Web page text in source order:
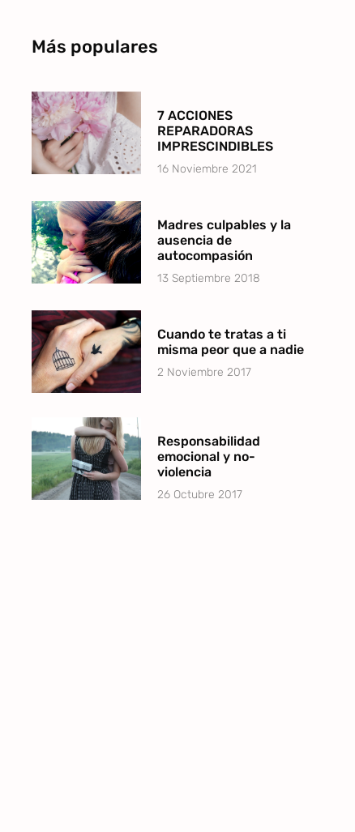
Más populares
7 ACCIONES
REPARADORAS
IMPRESCINDIBLES
16 Noviembre 2021
Madres culpables y la
ausencia de
autocompasión
13 Septiembre 2018
Cuando te tratas a ti
misma peor que a nadie
2 Noviembre 2017
Responsabilidad
emocional y no-
violencia
26 Octubre 2017